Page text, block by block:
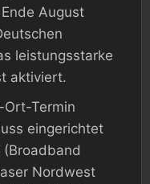
August
leistungsstarke
aktiviert.
Ort-Termin
eingerichtet
Nordwest